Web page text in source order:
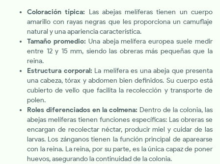
Coloración típica: Las abejas melíferas tienen un cuerpo
amarillo con rayas negras que les proporciona un camuflaje
natural y una apariencia característica.
Tamaño promedio: Una abeja melífera europea suele medir
entre 12 y 15 mm, siendo las obreras más pequeñas que la
reina.
Estructura corporal: La melífera es una abeja que presenta
una cabeza, tórax y abdomen bien definidos. Su cuerpo está
cubierto de vello que facilita la recolección y transporte de
polen.
Roles diferenciados en la colmena: Dentro de la colonia, las
abejas melíferas tienen funciones específicas: Las obreras se
encargan de recolectar néctar, producir miel y cuidar de las
larvas. Los zánganos tienen la función principal de aparearse
con la reina. La reina, por su parte, es la única capaz de poner
huevos, asegurando la continuidad de la colonia.